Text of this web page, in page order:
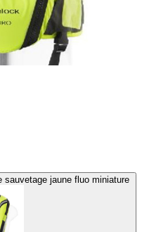
jaune fluo miniature